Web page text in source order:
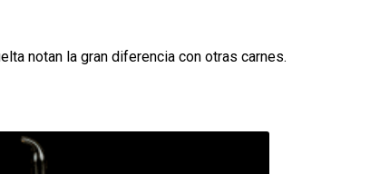
notan la gran diferencia con otras carnes.